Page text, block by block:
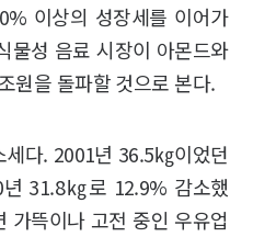
이상의 성장세를 이어가
물성 음료 시장이 아몬드와
원을 돌파할 것으로 본다.
다. 2001년 36.5㎏이었던
31.8㎏로 12.9% 감소했
가뜩이나 고전 중인 우유업